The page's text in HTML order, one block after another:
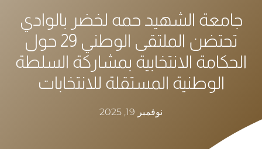
جامعة الشهيد حمه لخضر بالوادي
تحتضن الملتقى الوطني 29 حول
الحكامة الانتخابية بمشاركة السلطة
الوطنية المستقلة للانتخابات
نوفمبر 19, 2025